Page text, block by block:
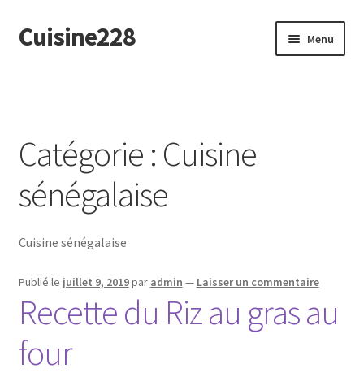
Aller
à
Aller
au
Cuisine228 Menu
Catégorie : Cuisine
sénégalaise
Cuisine sénégalaise
Publié le juillet 9, 2019par admin — Laisser un commentaire
Recette du Riz au gras au
four